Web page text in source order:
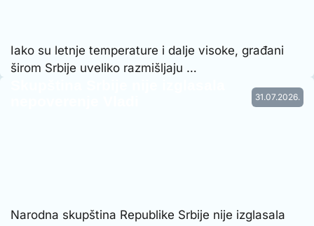
Iako su letnje temperature i dalje visoke, građani
širom Srbije uveliko razmišljaju …
31.07.2026.
Narodna skupština Republike Srbije nije izglasala